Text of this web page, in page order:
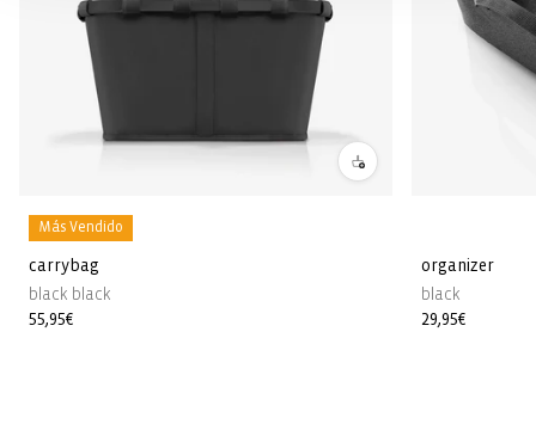
Más Vendido
carrybag
black black
Precio
55,95€
organizer
black
Precio
29,95€